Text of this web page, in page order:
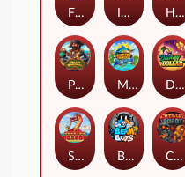
Beam Boys
SMOKING DRAGON
MARLIN MASTERS: THE BIG HAUL
Invictus Hot Ross
Danny Dollar
Crystal Robot
Fist Of Destruction
Pirate Bonanza